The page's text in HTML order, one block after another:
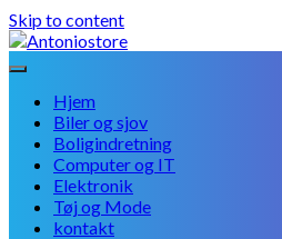
Skip to content
Hjem
Biler og sjov
Boligindretning
Computer og IT
Elektronik
Tøj og Mode
kontakt